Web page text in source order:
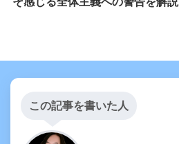
この記事を書いた人